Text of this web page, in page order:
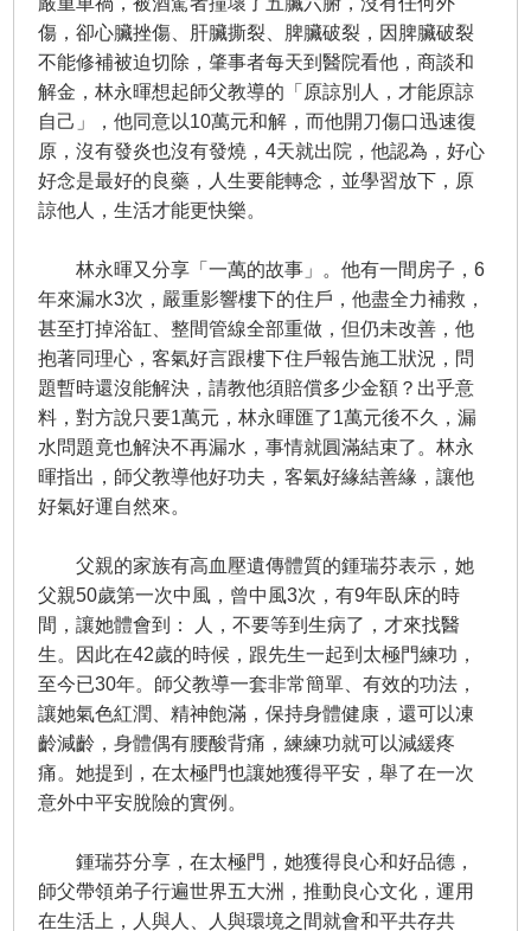
傷，卻心臟挫傷、肝臟撕裂、脾臟破裂，因脾臟破裂
不能修補被迫切除，肇事者每天到醫院看他，商談和
解金，林永暉想起師父教導的「原諒別人，才能原諒
自己」，他同意以10萬元和解，而他開刀傷口迅速復
原，沒有發炎也沒有發燒，4天就出院，他認為，好心
好念是最好的良藥，人生要能轉念，並學習放下，原
諒他人，生活才能更快樂。
林永暉又分享「一萬的故事」。他有一間房子，6
年來漏水3次，嚴重影響樓下的住戶，他盡全力補救，
甚至打掉浴缸、整間管線全部重做，但仍未改善，他
抱著同理心，客氣好言跟樓下住戶報告施工狀況，問
題暫時還沒能解決，請教他須賠償多少金額？出乎意
料，對方說只要1萬元，林永暉匯了1萬元後不久，漏
水問題竟也解決不再漏水，事情就圓滿結束了。林永
暉指出，師父教導他好功夫，客氣好緣結善緣，讓他
好氣好運自然來。
父親的家族有高血壓遺傳體質的鍾瑞芬表示，她
父親50歲第一次中風，曾中風3次，有9年臥床的時
間，讓她體會到： 人，不要等到生病了，才來找醫
生。因此在42歲的時候，跟先生一起到太極門練功，
至今已30年。師父教導一套非常簡單、有效的功法，
讓她氣色紅潤、精神飽滿，保持身體健康，還可以凍
齡減齡，身體偶有腰酸背痛，練練功就可以減緩疼
痛。她提到，在太極門也讓她獲得平安，舉了在一次
意外中平安脫險的實例。
鍾瑞芬分享，在太極門，她獲得良心和好品德，
師父帶領弟子行遍世界五大洲，推動良心文化，運用
在生活上，人與人、人與環境之間就會和平共存共